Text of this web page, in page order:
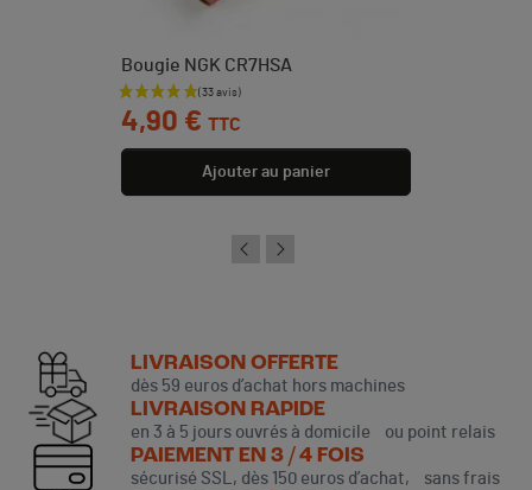
Bougie NGK CR7HSA
Prix
4,90 € TTC
Ajouter au panier
LIVRAISON OFFERTE
dès 59 euros d’achat hors machines
LIVRAISON RAPIDE
en 3 à 5 jours ouvrés à domicile ou point relais
PAIEMENT EN 3 / 4 FOIS
sécurisé SSL, dès 150 euros d’achat, sans frais